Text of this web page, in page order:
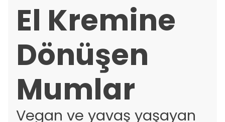
El Kremine
Dönüşen
Mumlar
Vegan ve yavaş yaşayan